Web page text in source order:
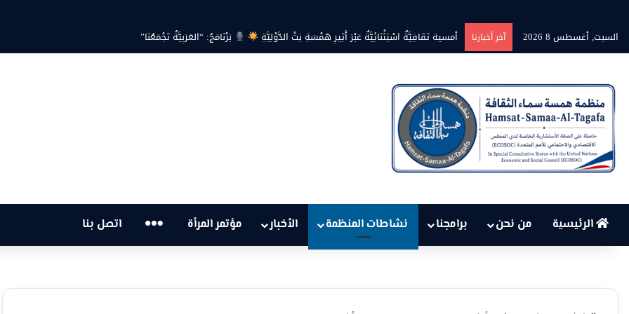
السبت, أغسطس 8 2026
آخر أخبارنا أمسية ثقَافِيَّةٌ اسْتِثْنَائِيَّةٌ عَبْرَ أَثِيرِ هَمْسَةِ نِتْ الدَّوْلِيَّةِ بَرْنَامَجُ: “العَرَبِيَّةُ تَجْمَعُنَا”
الرئيسية من نحن برامجنا نشاطات المنظمة الأخبار مؤتمر المرأة … اتصل بنا